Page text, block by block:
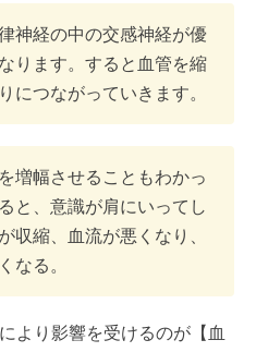
神経の中の交感神経が優
ります。すると血管を縮
につながっていきます。
増幅させることもわかっ
と、意識が肩にいってし
収縮、血流が悪くなり、
なる。
より影響を受けるのが【血